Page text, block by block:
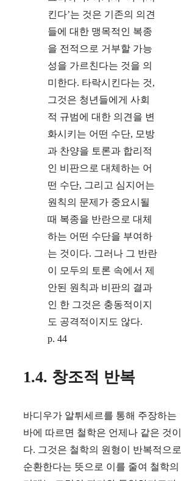
킨다’는 것은 기존의 의견
들에 대한 맹목적인 복종
을 전적으로 거부할 가능
성을 가르친다는 것을 의
미한다. 타락시킨다는 것,
그것은 청년들에게 사회
적 규범에 대한 의견을 변
화시키는 어떤 수단, 모방
과 찬양을 토론과 합리적
인 비판으로 대체하는 어
떤 수단, 그리고 심지어는
원칙의 문제가 중요시될
때 복종을 반란으로 대체
하는 어떤 수단을 부여하
는 것이다. 그러나 그 반란
이 모두의 토론 속에서 제
안된 원칙과 비판의 결과
인 한 그것은 충동적이지
도 공격적이지도 않다.
p. 44
1.4. 창조적 반복
바디우가 알튀세르를 통해 주장하는
바에 따르면 철학은 언제나 같은 것이
다. 그것은 철학의 원형이 반복적으로
순환한다는 뜻으로 이를 줄여 철학의